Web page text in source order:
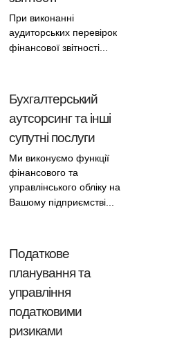
При виконанні
аудиторських перевірок
фінансової звітності...
Бухгалтерський
аутсорсинг та інші
супутні послуги
Ми виконуємо функції
фінансового та
управлінського обліку на
Вашому підприємстві...
Податкове
планування та
управління
податковими
ризиками